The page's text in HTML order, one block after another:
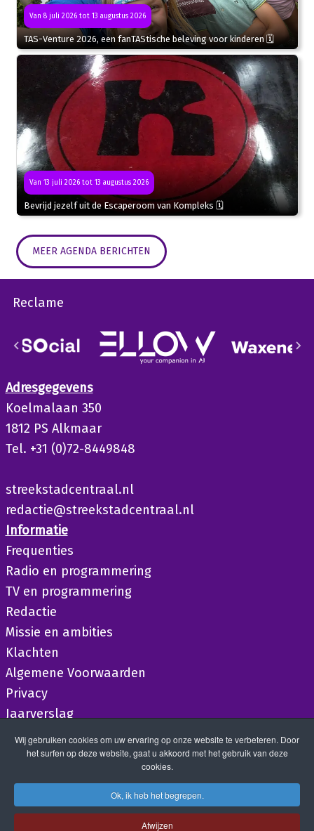
Van 8 juli 2026 tot 13 augustus 2026
TAS-Venture 2026, een fanTAStische beleving voor kinderen 🗓
Van 13 juli 2026 tot 13 augustus 2026
Bevrijd jezelf uit de Escaperoom van Kompleks 🗓
MEER AGENDA BERICHTEN
Reclame
Adresgegevens
Koelmalaan 350
1812 PS Alkmaar
Tel. +31 (0)72-8449848
streekstadcentraal.nl
redactie@streekstadcentraal.nl
Informatie
Frequenties
Radio en programmering
TV en programmering
Redactie
Missie en ambities
Klachten
Algemene Voorwaarden
Privacy
Jaarverslag
Wij gebruiken cookies om uw ervaring op onze website te verbeteren. Door
het surfen op deze website, gaat u akkoord met het gebruik van deze
cookies.
Ok, ik heb het begrepen.
Afwijzen